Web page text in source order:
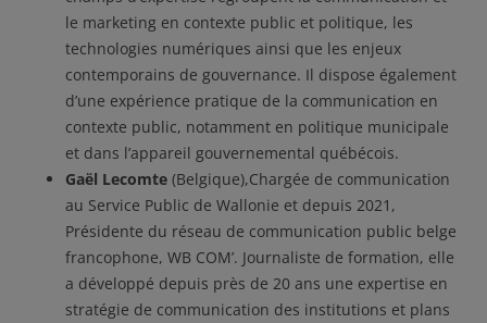
le marketing en contexte public et politique, les
technologies numériques ainsi que les enjeux
contemporains de gouvernance. Il dispose également
d’une expérience pratique de la communication en
contexte public, notamment en politique municipale
et dans l’appareil gouvernemental québécois.
Gaël Lecomte (Belgique),Chargée de communication
au Service Public de Wallonie et depuis 2021,
Présidente du réseau de communication public belge
francophone, WB COM’. Journaliste de formation, elle
a développé depuis près de 20 ans une expertise en
stratégie de communication des institutions et plans